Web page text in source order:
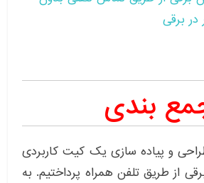
در برقی
بندی
و پیاده سازی یک کیت کاربردی
از طریق تلفن همراه پرداختیم. به